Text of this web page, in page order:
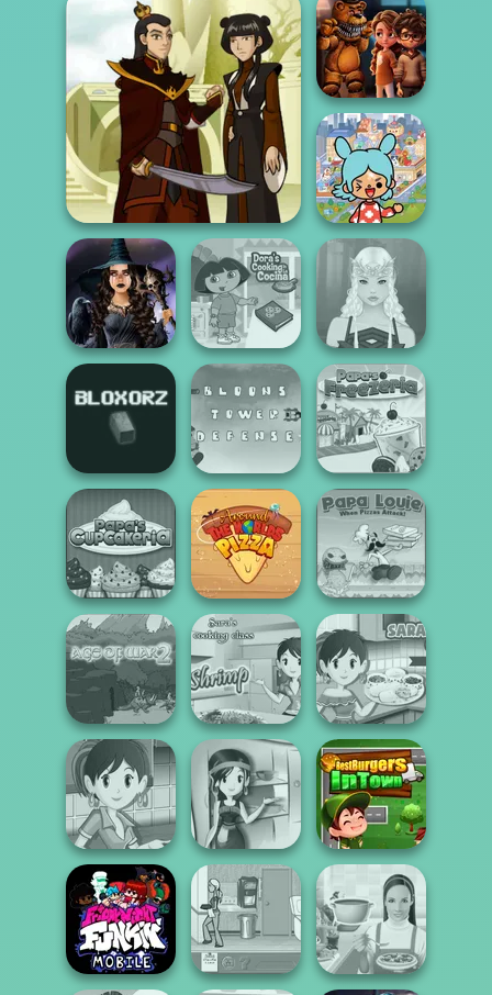
Moonlit Masquerade
Firebender Zuko
Polynesian
Princess Moana
FNAF Horror At
Home
Toca Boca
Everything
Unlocked
Mystic Coven The
Sisterhood of...
Dora Cooking in
la Cucina
Elven Makeover
Bloxorz
Bloons Tower
Defense
Papa's Freezeria
Papa's
Cupcakeria
Around the
Worlds Pizza
Papa Louie:
When Pizzas
Attack
Age of War 2
Sara's Cooking
Class - Garlic...
Sara's Cooking
Class: Burritos
Sara's Cooking
Class Lentil So...
Sara's Cooking
Class:
Thanksgi...
Best Burgers In
Town